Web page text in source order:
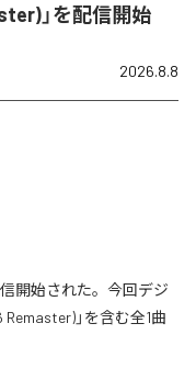
」を配信開始
2026.8.8
信開始された。今回デジ
」を含む全1曲